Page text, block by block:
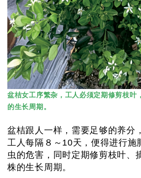
盆桔女工序繁杂，工人必须定期修剪枝叶
的生长周期。
盆桔跟人一样，需要足够的养分
工人每隔８～10天，便得进行施
虫的危害，同时定期修剪枝叶、
株的生长周期。